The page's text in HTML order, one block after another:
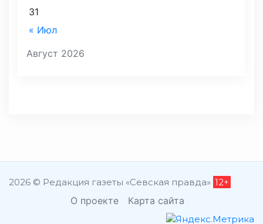
Август 2026
« Июл
31
2026 © Редакция газеты «Севская правда» 12+
О проекте Карта сайта